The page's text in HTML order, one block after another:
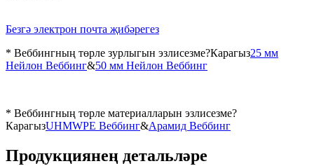
Безгә электрон почта җибәрегез
* Веббингның төрле зурлыгын эзлисезме?Карагыз25 мм
Нейлон Веббинг&50 мм Нейлон Веббинг
* Веббингның төрле материалларын эзлисезме?
КарагызUHMWPE Веббинг&Арамид Веббинг
Продукциянең детальләре